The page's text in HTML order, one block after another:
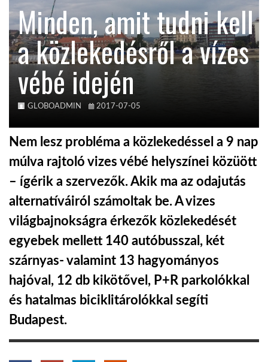
AUSZTRÁLIA
A VILÁG ITTHON
GLOBOTV BP
HÍR3D
TROPICALMAGAZIN
GLOBOTV
AFRIKA TUDÁSTÁR
Minden, amit tudni kell
a közlekedésről a vízes
vébé idején
GLOBOADMIN 2017-07-05
Nem lesz probléma a közlekedéssel a 9 nap
múlva rajtoló vizes vébé helyszínei közüött
– ígérik a szervezők. Akik ma az odajutás
alternatíváiról számoltak be. A vizes
világbajnokságra érkezők közlekedését
egyebek mellett 140 autóbusszal, két
szárnyas- valamint 13 hagyományos
hajóval, 12 db kikötővel, P+R parkolókkal
és hatalmas biciklitárolókkal segíti
Budapest.